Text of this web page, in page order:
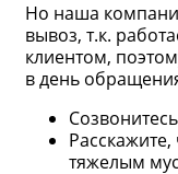
Но наша
вывоз, т.к.
клиентом,
в день
тяжелым